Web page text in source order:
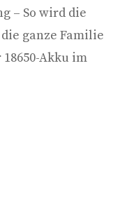
– So wird die
ganze Familie
Akku im